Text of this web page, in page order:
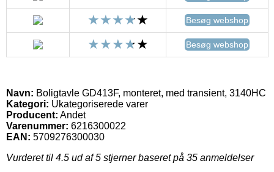
Besøg webshop
Besøg webshop
Navn: Boligtavle GD413F, monteret, med transient, 3140HC
Kategori: Ukategoriserede varer
Producent: Andet
Varenummer: 6216300022
EAN: 5709276300030
Vurderet til 4.5 ud af 5 stjerner baseret på 35 anmeldelser